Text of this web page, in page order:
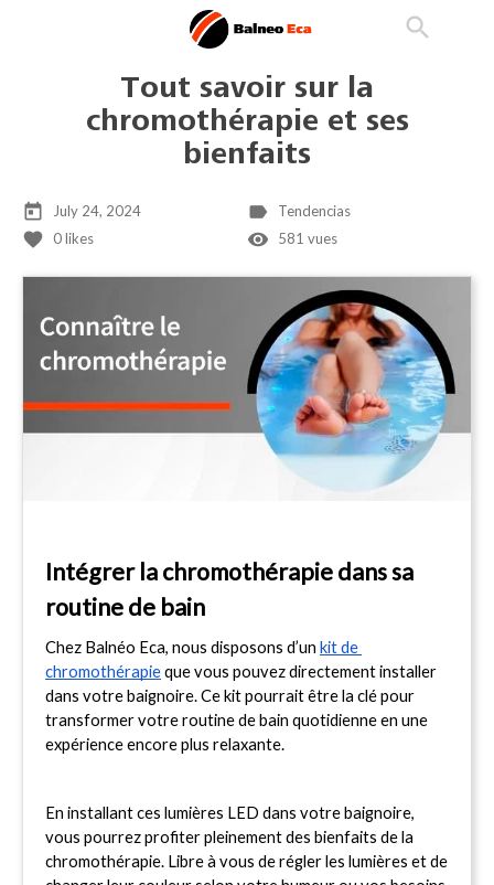
search
Tout savoir sur la
chromothérapie et ses
bienfaits
today July 24, 2024 label Tendencias
favorite 0likes remove_red_eye 581 vues
Intégrer la chromothérapie dans sa
routine de bain
Chez Balnéo Eca, nous disposons d’un kit de
chromothérapie que vous pouvez directement installer
dans votre baignoire. Ce kit pourrait être la clé pour
transformer votre routine de bain quotidienne en une
expérience encore plus relaxante.
En installant ces lumières LED dans votre baignoire,
vous pourrez profiter pleinement des bienfaits de la
chromothérapie. Libre à vous de régler les lumières et de